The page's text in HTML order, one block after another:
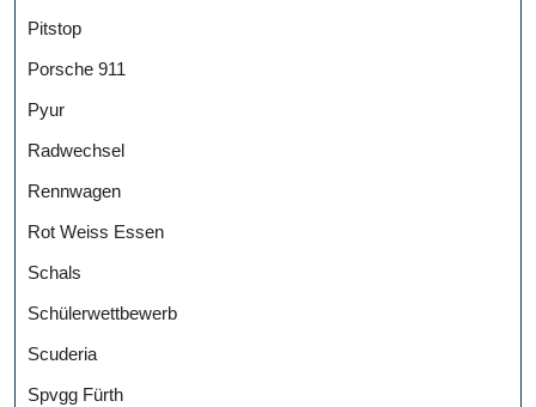
Pitstop
Porsche 911
Pyur
Radwechsel
Rennwagen
Rot Weiss Essen
Schals
Schülerwettbewerb
Scuderia
Spvgg Fürth